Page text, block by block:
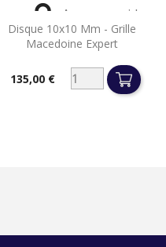
Disque 10x10 Mm - Grille
Macedoine Expert
Prix135,00 €
 Aperçu rapide